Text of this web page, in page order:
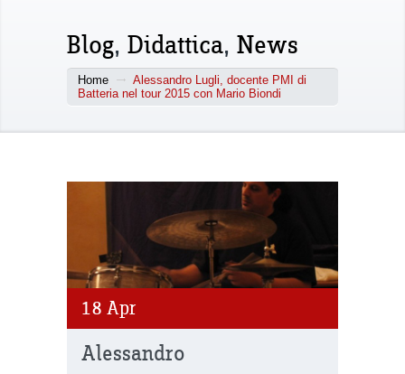
Blog, Didattica, News
Home
Alessandro Lugli, docente PMI di
Batteria nel tour 2015 con Mario Biondi
18 Apr
Alessandro